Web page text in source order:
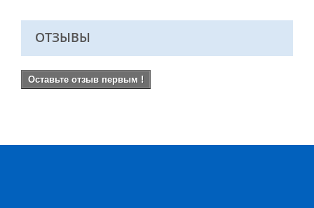
ОТЗЫВЫ
Оставьте отзыв первым !